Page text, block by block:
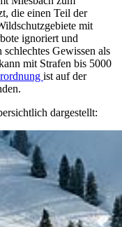
die einen Teil der
mit
ignoriert und
Gewissen als
mit Strafen bis 5000
ist auf der
dargestellt: